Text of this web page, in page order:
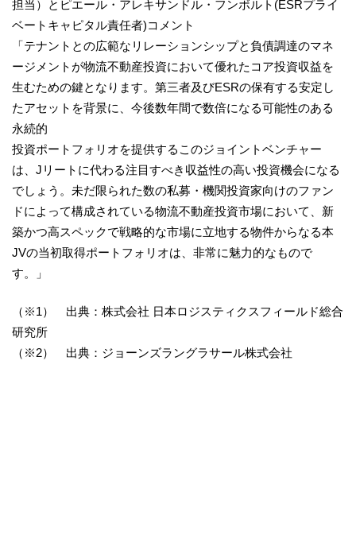
担当）とピエール・アレキサンドル・フンボルト(ESRプライ
ベートキャピタル責任者)コメント
「テナントとの広範なリレーションシップと負債調達のマネ
ージメントが物流不動産投資において優れたコア投資収益を
生むための鍵となります。第三者及びESRの保有する安定し
たアセットを背景に、今後数年間で数倍になる可能性のある
永続的
投資ポートフォリオを提供するこのジョイントベンチャー
は、Jリートに代わる注目すべき収益性の高い投資機会になる
でしょう。未だ限られた数の私募・機関投資家向けのファン
ドによって構成されている物流不動産投資市場において、新
築かつ高スペックで戦略的な市場に立地する物件からなる本
JVの当初取得ポートフォリオは、非常に魅力的なもので
す。」
（※1） 出典：株式会社 日本ロジスティクスフィールド総合
研究所
（※2） 出典：ジョーンズラングラサール株式会社